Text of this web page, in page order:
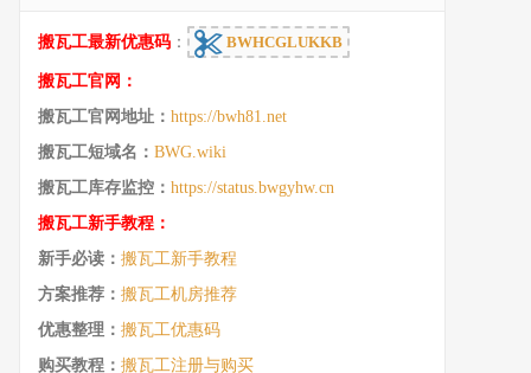
搬瓦工最新优惠码 ： BWHCGLUKKB
搬瓦工官网：
搬瓦工官网地址： https://bwh81.net
搬瓦工短域名： BWG.wiki
搬瓦工库存监控： https://status.bwgyhw.cn
搬瓦工新手教程：
新手必读： 搬瓦工新手教程
方案推荐： 搬瓦工机房推荐
优惠整理： 搬瓦工优惠码
购买教程： 搬瓦工注册与购买